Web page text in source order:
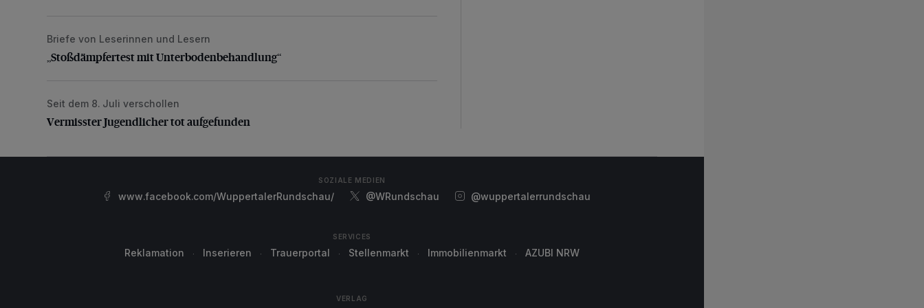
„Stoßdämpfertest mit Unterbodenbehandlung“
Briefe von Leserinnen und Lesern
„Stoßdämpfertest mit Unterbodenbehandlung“
Vermisster Jugendlicher tot aufgefunden
Seit dem 8. Juli verschollen
Vermisster Jugendlicher tot aufgefunden
SOZIALE MEDIEN
www.facebook.com/WuppertalerRundschau/ @WRundschau @wuppertalerrundschau
SERVICES
Reklamation Inserieren Trauerportal Stellenmarkt Immobilienmarkt AZUBI NRW
VERLAG